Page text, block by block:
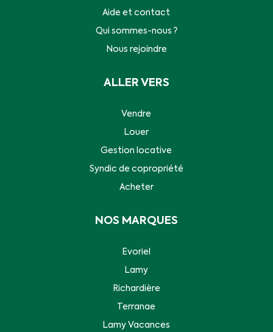
Aide et contact
Qui sommes-nous ?
Nous rejoindre
ALLER VERS
Vendre
Louer
Gestion locative
Syndic de copropriété
Acheter
NOS MARQUES
Evoriel
Lamy
Richardière
Terranae
Lamy Vacances